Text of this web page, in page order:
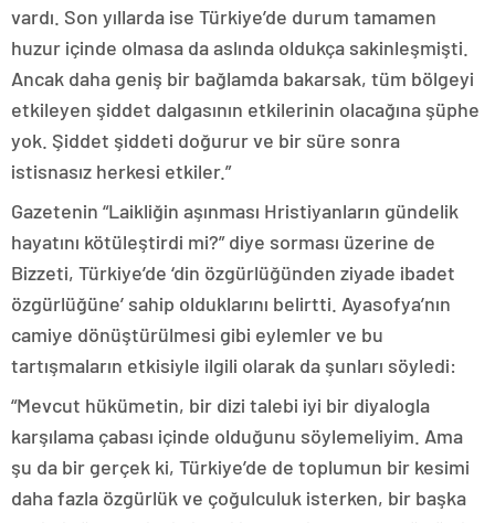
vardı. Son yıllarda ise Türkiye’de durum tamamen
huzur içinde olmasa da aslında oldukça sakinleşmişti.
Ancak daha geniş bir bağlamda bakarsak, tüm bölgeyi
etkileyen şiddet dalgasının etkilerinin olacağına şüphe
yok. Şiddet şiddeti doğurur ve bir süre sonra
istisnasız herkesi etkiler.”
Gazetenin “Laikliğin aşınması Hristiyanların gündelik
hayatını kötüleştirdi mi?” diye sorması üzerine de
Bizzeti, Türkiye’de ‘din özgürlüğünden ziyade ibadet
özgürlüğüne’ sahip olduklarını belirtti. Ayasofya’nın
camiye dönüştürülmesi gibi eylemler ve bu
tartışmaların etkisiyle ilgili olarak da şunları söyledi:
“Mevcut hükümetin, bir dizi talebi iyi bir diyalogla
karşılama çabası içinde olduğunu söylemeliyim. Ama
şu da bir gerçek ki, Türkiye’de de toplumun bir kesimi
daha fazla özgürlük ve çoğulculuk isterken, bir başka